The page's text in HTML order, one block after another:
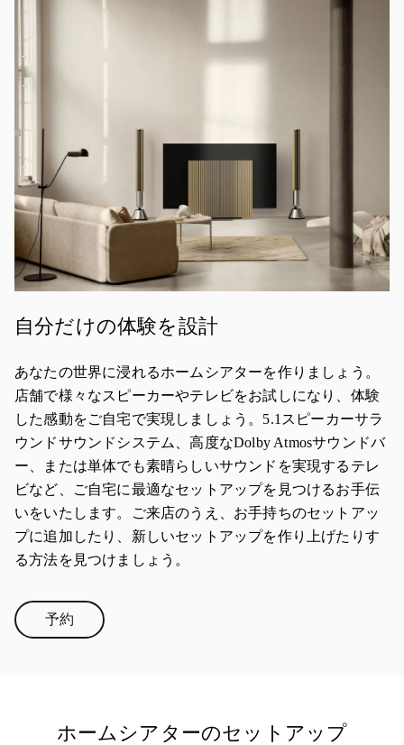
自分だけの体験を設計
あなたの世界に浸れるホームシアターを作りましょう。
店舗で様々なスピーカーやテレビをお試しになり、体験
した感動をご自宅で実現しましょう。5.1スピーカーサラ
ウンドサウンドシステム、高度なDolby Atmosサウンドバ
ー、または単体でも素晴らしいサウンドを実現するテレ
ビなど、ご自宅に最適なセットアップを見つけるお手伝
いをいたします。ご来店のうえ、お手持ちのセットアッ
プに追加したり、新しいセットアップを作り上げたりす
る方法を見つけましょう。
予約Link Opens in New Tab
ホームシアターのセットアップ